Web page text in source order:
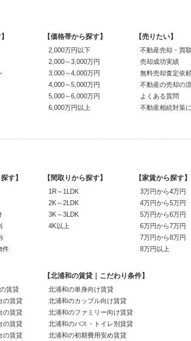
【価格帯から探す】
2,000万円以下
2,000～3,000万円
3,000～4,000万円
4,000～5,000万円
5,000～6,000万円
6,000万円以上
【売りたい】
不動産売却・買
売却成功実績
無料売却査定依
不動産の売却の
よくある質問
不動産相続対策
す】
件
【間取りから探す】
1R～1LDK
2K～2LDK
3K～3LDK
4K以上
【家賃から探す】
3万円から4万円
4万円から5万円
5万円から6万円
6万円から7万円
7万円から8万円
8万円以上
賃貸
の賃貸
の賃貸
の賃貸
の賃貸
【北浦和の賃貸｜こだわり条件】
北浦和の単身向け賃貸
北浦和のカップル向け賃貸
北浦和のファミリー向け賃貸
北浦和のバス・トイレ別賃貸
北浦和の初期費用安め賃貸